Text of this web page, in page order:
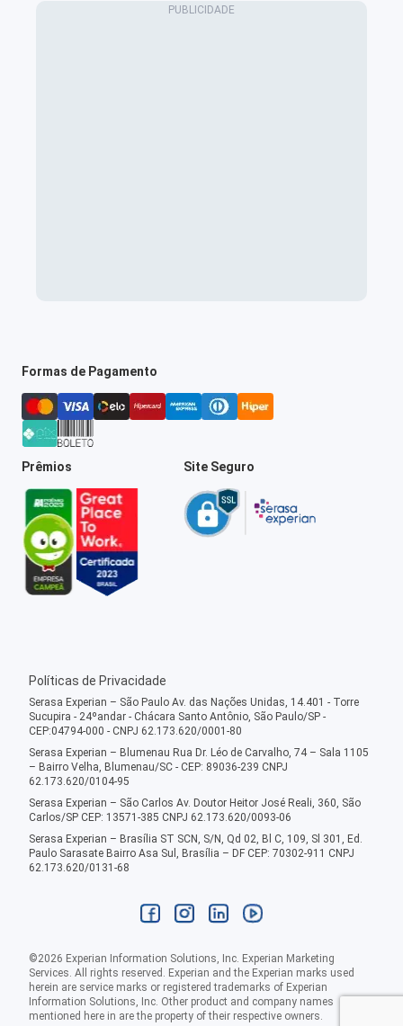
Formas de Pagamento
Prêmios Site Seguro
Políticas de Privacidade
Serasa Experian – São Paulo Av. das Nações Unidas, 14.401 - Torre
Sucupira - 24ºandar - Chácara Santo Antônio, São Paulo/SP -
CEP:04794-000 - CNPJ 62.173.620/0001-80
Serasa Experian – Blumenau Rua Dr. Léo de Carvalho, 74 – Sala 1105
– Bairro Velha, Blumenau/SC - CEP: 89036-239 CNPJ
62.173.620/0104-95
Serasa Experian – São Carlos Av. Doutor Heitor José Reali, 360, São
Carlos/SP CEP: 13571-385 CNPJ 62.173.620/0093-06
Serasa Experian – Brasília ST SCN, S/N, Qd 02, Bl C, 109, Sl 301, Ed.
Paulo Sarasate Bairro Asa Sul, Brasília – DF CEP: 70302-911 CNPJ
62.173.620/0131-68
©2026 Experian Information Solutions, Inc. Experian Marketing
Services. All rights reserved. Experian and the Experian marks used
herein are service marks or registered trademarks of Experian
Information Solutions, Inc. Other product and company names
mentioned here in are the property of their respective owners.